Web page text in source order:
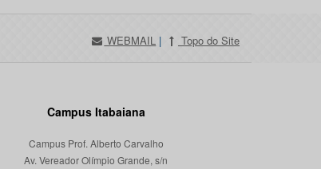
WEBMAIL | Topo do Site
Campus Itabaiana
Campus Prof. Alberto Carvalho
Av. Vereador Olímpio Grande, s/n